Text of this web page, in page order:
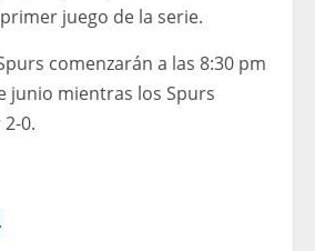
juego de la serie.
comenzarán a las 8:30 pm
junio mientras los Spurs
0.